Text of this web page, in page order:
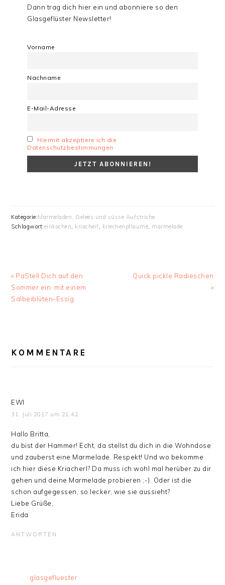
Dann trag dich hier ein und abonniere so den
Glasgeflüster Newsletter!
Vorname
Nachname
E-Mail-Adresse
Hiermit akzeptiere ich die
Datenschutzbestimmungen
Kategorie:Marmeladen, Gelees und süsse Aufstriche
Schlagwort:einkochen, kriacherl , kriechenpflaume, marmelade
Vorheriger
Beitrag:
« PaStell Dich auf den
Sommer ein: mit einem
Salbeiblüten-Essig
Nächster
Quick pickle Radieschen
»
INTERAKTIONEN
KOMMENTARE
EWI
31. Juli 2017 um 21:42
Hallo Britta,
du bist der Hammer! Echt, da stellst du dich in die Wohndose
und zauberst eine Marmelade. Respekt! Und wo bekomme
ich hier diese Kriacherl? Da muss ich wohl mal herüber zu dir
gehen und deine Marmelade probieren ;-). Oder ist die
schon aufgegessen, so lecker, wie sie aussieht?
Liebe Grüße,
Erida
ANTWORTEN
glasgefluester